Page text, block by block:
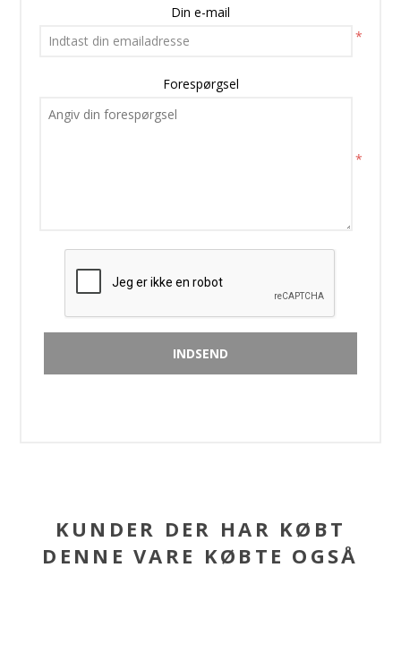
Din e-mail
*
Forespørgsel
*
KUNDER DER HAR KØBT
DENNE VARE KØBTE OGSÅ